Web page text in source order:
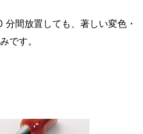
間放置しても、著しい変色・
です。